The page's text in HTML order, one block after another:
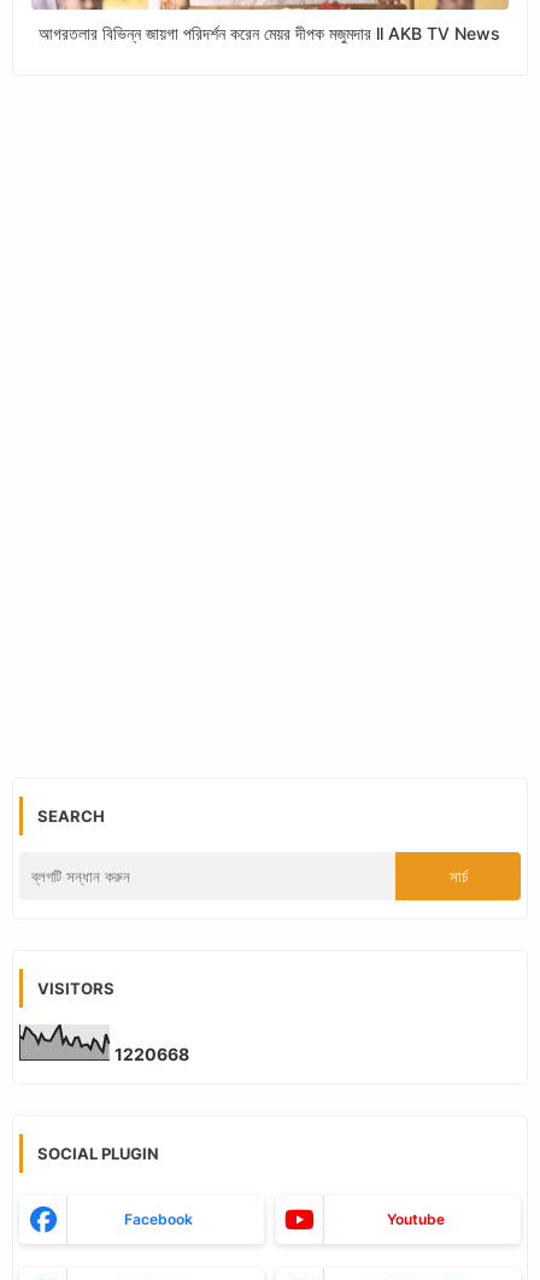
আগরতলার বিভিন্ন জায়গা পরিদর্শন করেন মেয়র দীপক মজুমদার ll AKB TV News
SEARCH
VISITORS
1220668
SOCIAL PLUGIN
Facebook Youtube